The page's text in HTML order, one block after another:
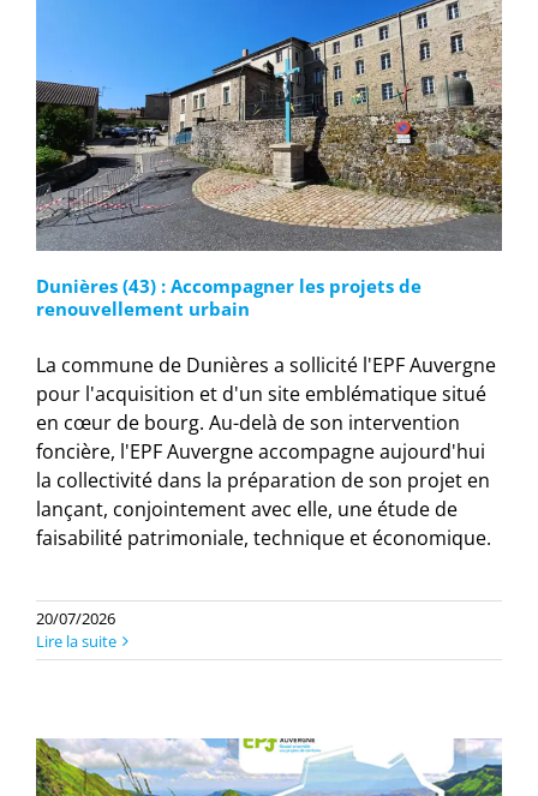
Dunières (43) : Accompagner les projets de
renouvellement urbain
La commune de Dunières a sollicité l'EPF Auvergne
pour l'acquisition et d'un site emblématique situé
en cœur de bourg. Au-delà de son intervention
foncière, l'EPF Auvergne accompagne aujourd'hui
la collectivité dans la préparation de son projet en
lançant, conjointement avec elle, une étude de
faisabilité patrimoniale, technique et économique.
20/07/2026
Lire la suite